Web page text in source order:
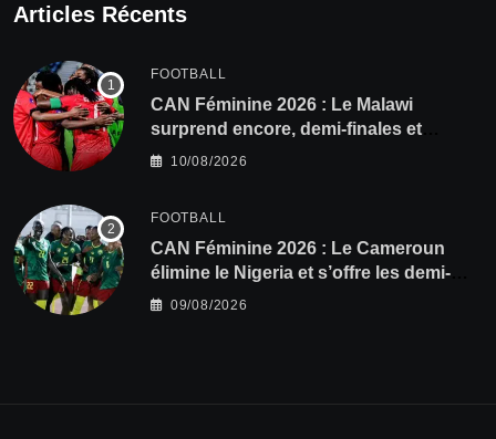
Articles Récents
FOOTBALL
CAN Féminine 2026 : Le Malawi
surprend encore, demi-finales et
Mondial pour les Scorchers !
10/08/2026
FOOTBALL
CAN Féminine 2026 : Le Cameroun
élimine le Nigeria et s’offre les demi-
finales et le Mondial
09/08/2026